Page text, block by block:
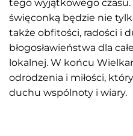
tego wyjątkowego czasu.
święconką będzie nie
także obfitości, radości i
błogosławieństwa dla
lokalnej. W końcu
odrodzenia i miłości,
duchu wspólnoty i wiary.